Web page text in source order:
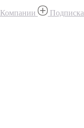
Компании Подписка